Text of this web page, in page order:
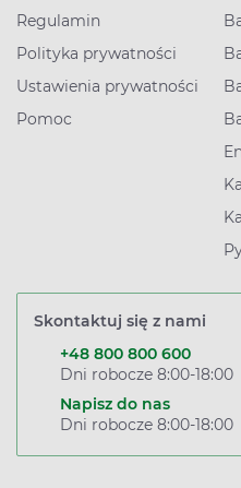
Regulamin
Polityka prywatności
Ustawienia prywatności
Pomoc
Skontaktuj się z nami
+48 800 800 600
Dni robocze 8:00-18:00
Napisz do nas
Dni robocze 8:00-18:00